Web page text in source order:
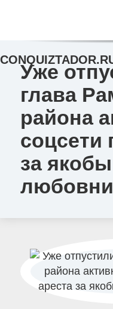
Уже
глава
района
соцсети
за